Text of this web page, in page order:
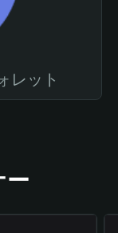
レット
ー